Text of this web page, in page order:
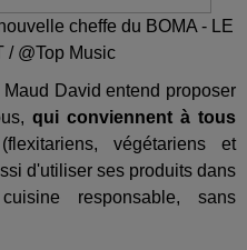
cheffe du BOMA - LE
/ @Top Music
David entend proposer
qui conviennent à tous
végétariens et
d'utiliser ses produits dans
responsable, sans